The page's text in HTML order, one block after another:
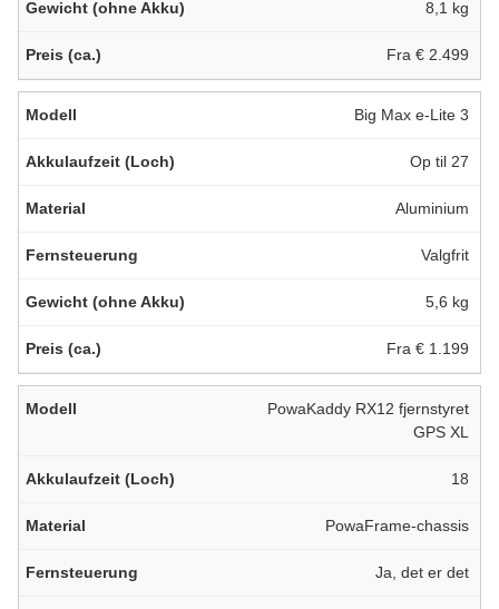
8,1 kg
Fra € 2.499
Big Max e-Lite 3
Op til 27
Aluminium
Valgfrit
5,6 kg
Fra € 1.199
PowaKaddy RX12 fjernstyret
GPS XL
18
PowaFrame-chassis
Ja, det er det